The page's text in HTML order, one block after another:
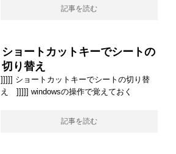
記事を読む
ショートカットキーでシートの
切り替え
]]]]] ショートカットキーでシートの切り替
え ]]]]] windowsの操作で覚えておく
記事を読む